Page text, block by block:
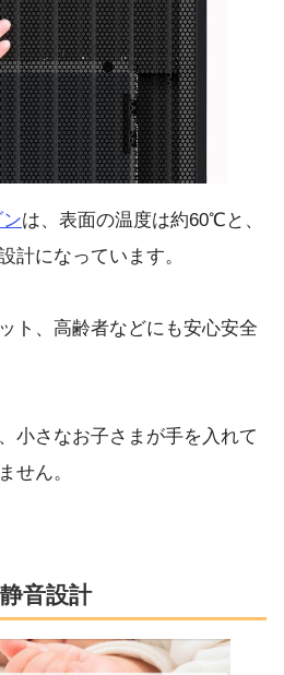
は、表面の温度は約60℃と、
計になっています。
ト、高齢者などにも安心安全
小さなお子さまが手を入れて
せん。
音設計